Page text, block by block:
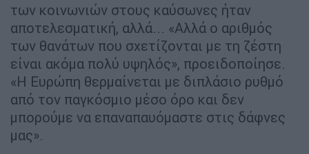
των κοινωνιών στους καύσωνες ήταν
αποτελεσματική, αλλά... «Αλλά ο αριθμός
των θανάτων που σχετίζονται με τη ζέστη
είναι ακόμα πολύ υψηλός», προειδοποίησε.
«Η Ευρώπη θερμαίνεται με διπλάσιο ρυθμό
από τον παγκόσμιο μέσο όρο και δεν
μπορούμε να επαναπαυόμαστε στις δάφνες
μας».